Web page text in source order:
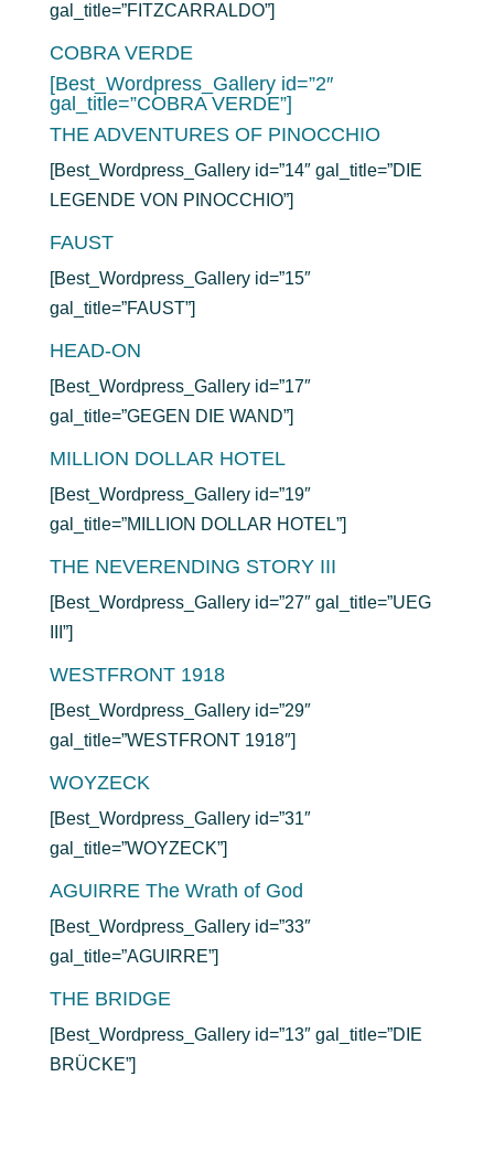
gal_title=”FITZCARRALDO”]
COBRA VERDE
[Best_Wordpress_Gallery id=”2″
gal_title=”COBRA VERDE”]
THE ADVENTURES OF PINOCCHIO
[Best_Wordpress_Gallery id=”14″ gal_title=”DIE
LEGENDE VON PINOCCHIO”]
FAUST
[Best_Wordpress_Gallery id=”15″
gal_title=”FAUST”]
HEAD-ON
[Best_Wordpress_Gallery id=”17″
gal_title=”GEGEN DIE WAND”]
MILLION DOLLAR HOTEL
[Best_Wordpress_Gallery id=”19″
gal_title=”MILLION DOLLAR HOTEL”]
THE NEVERENDING STORY III
[Best_Wordpress_Gallery id=”27″ gal_title=”UEG
III”]
WESTFRONT 1918
[Best_Wordpress_Gallery id=”29″
gal_title=”WESTFRONT 1918″]
WOYZECK
[Best_Wordpress_Gallery id=”31″
gal_title=”WOYZECK”]
AGUIRRE The Wrath of God
[Best_Wordpress_Gallery id=”33″
gal_title=”AGUIRRE”]
THE BRIDGE
[Best_Wordpress_Gallery id=”13″ gal_title=”DIE
BRÜCKE”]